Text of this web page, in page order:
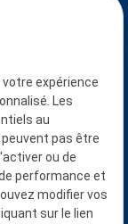
:
expérience
Les
au
pas être
ou de
performance et
modifier vos
sur le lien